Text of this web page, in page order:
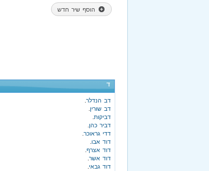
הוסף שיר חדש
ד
דב הנדלר.
דב שורין.
דביקות.
דביר כהן.
דדי גראוכר.
דוד אבו.
דוד אצרף.
דוד אשר.
דוד גבאי.